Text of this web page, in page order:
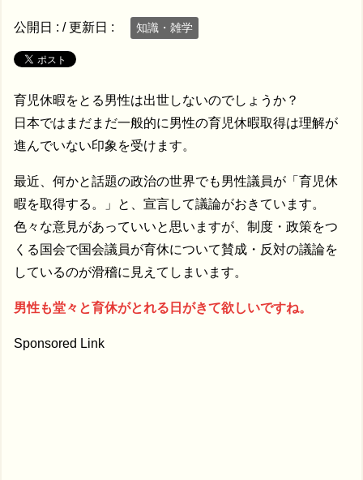
公開日 : / 更新日 : 知識・雑学
育児休暇をとる男性は出世しないのでしょうか？
日本ではまだまだ一般的に男性の育児休暇取得は理解が
進んでいない印象を受けます。
最近、何かと話題の政治の世界でも男性議員が「育児休
暇を取得する。」と、宣言して議論がおきています。
色々な意見があっていいと思いますが、制度・政策をつ
くる国会で国会議員が育休について賛成・反対の議論を
しているのが滑稽に見えてしまいます。
男性も堂々と育休がとれる日がきて欲しいですね。
Sponsored Link